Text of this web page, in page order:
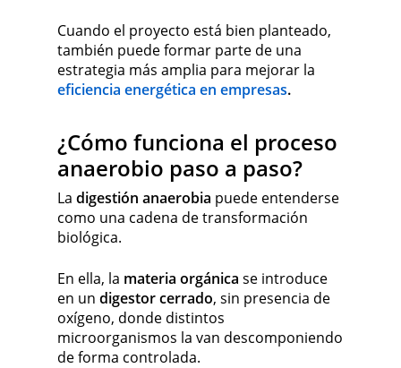
Cuando el proyecto está bien planteado,
también puede formar parte de una
estrategia más amplia para mejorar la
eficiencia energética en empresas.
¿Cómo funciona el proceso
anaerobio paso a paso?
La digestión anaerobia puede entenderse
como una cadena de transformación
biológica.
En ella, la materia orgánica se introduce
en un digestor cerrado, sin presencia de
oxígeno, donde distintos
microorganismos la van descomponiendo
de forma controlada.